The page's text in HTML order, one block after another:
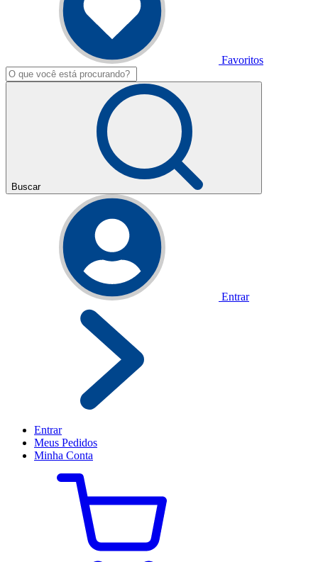
Favoritos
Buscar
Entrar
Entrar
Meus Pedidos
Minha Conta